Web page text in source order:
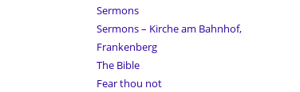
Sermons
Sermons – Kirche am Bahnhof,
Frankenberg
The Bible
Fear thou not